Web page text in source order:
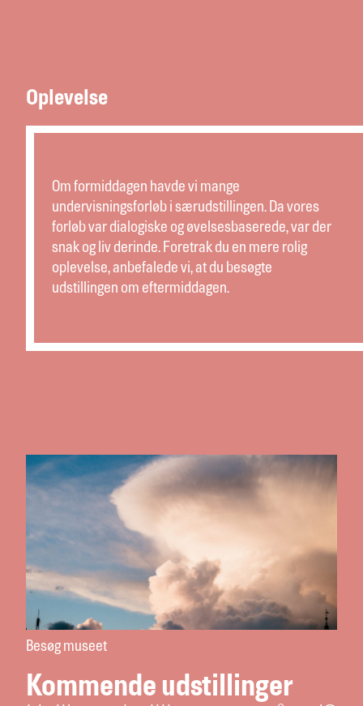
Oplevelse
Om formiddagen havde vi mange
undervisningsforløb i særudstillingen. Da vores
forløb var dialogiske og øvelsesbaserede, var der
snak og liv derinde. Foretrak du en mere rolig
oplevelse, anbefalede vi, at du besøgte
udstillingen om eftermiddagen.
Besøg museet
Kommende udstillinger